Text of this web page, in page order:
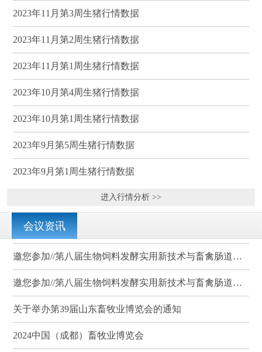
2023年11月第3周生猪行情数据
2023年11月第2周生猪行情数据
2023年11月第1周生猪行情数据
2023年10月第4周生猪行情数据
2023年10月第1周生猪行情数据
2023年9月第5周生猪行情数据
2023年9月第1周生猪行情数据
进入行情分析 >>
会议资讯
邀您参加//第八届生物饲料发酵实用新技术与畜禽肠道健康、营养科学研讨会（武汉）
邀您参加//第八届生物饲料发酵实用新技术与畜禽肠道健康、营养科学研讨会（武汉）
关于举办第39届山东畜牧业博览会的通知
2024中国（成都）畜牧业博览会